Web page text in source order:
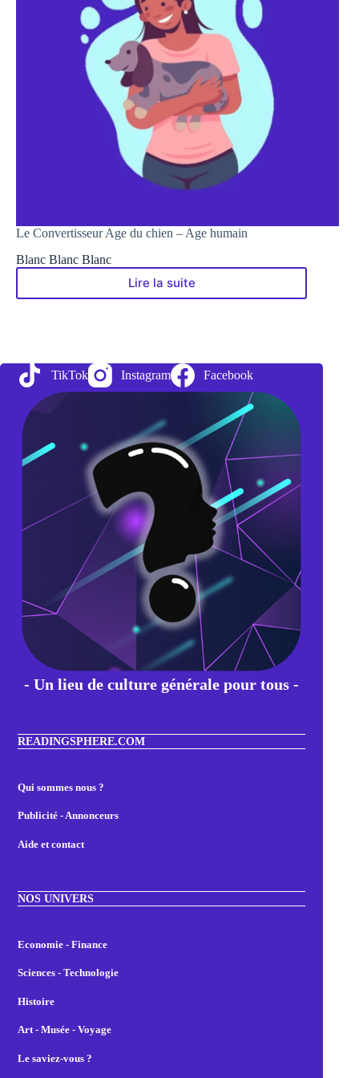
Le Convertisseur Age du chien – Age humain
Blanc Blanc Blanc
Lire la suite
Le
–
Age
humain
TikTok Instagram Facebook
- Un lieu de culture générale pour tous -
READINGSPHERE.COM
Qui sommes nous ?
Publicité - Annonceurs
Aide et contact
NOS UNIVERS
Economie - Finance
Sciences - Technologie
Histoire
Art - Musée - Voyage
Le saviez-vous ?